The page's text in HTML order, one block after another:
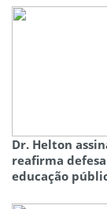
Dr. Helton
reafirma
educação